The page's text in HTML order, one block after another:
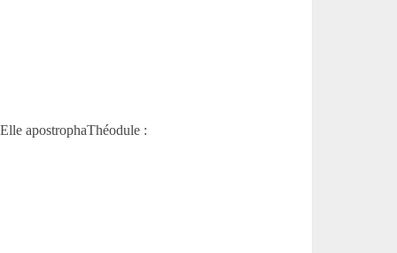
apostrophaThéodule :